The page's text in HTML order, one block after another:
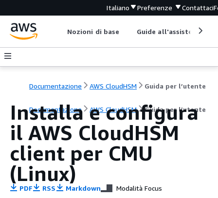
Italiano Preferenze Contattaci
Nozioni di base Guide all'assistenza
Documentazione AWS CloudHSM Guida per l’utente
Documentazione AWS CloudHSM Guida per l’utente
Installa e configura
il AWS CloudHSM
client per CMU
(Linux)
PDF RSS Markdown Modalità Focus